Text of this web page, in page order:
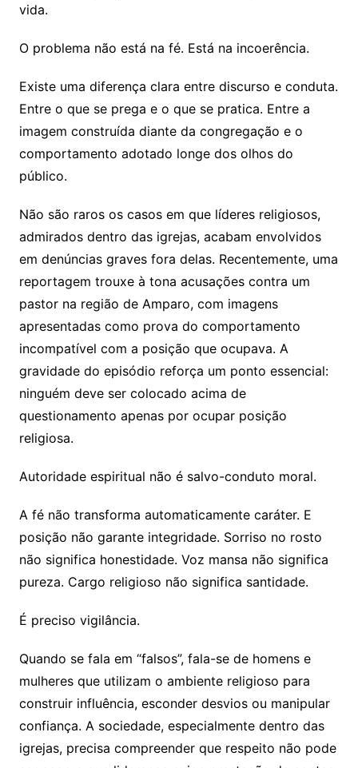
vida.
O problema não está na fé. Está na incoerência.
Existe uma diferença clara entre discurso e conduta.
Entre o que se prega e o que se pratica. Entre a
imagem construída diante da congregação e o
comportamento adotado longe dos olhos do
público.
Não são raros os casos em que líderes religiosos,
admirados dentro das igrejas, acabam envolvidos
em denúncias graves fora delas. Recentemente, uma
reportagem trouxe à tona acusações contra um
pastor na região de Amparo, com imagens
apresentadas como prova do comportamento
incompatível com a posição que ocupava. A
gravidade do episódio reforça um ponto essencial:
ninguém deve ser colocado acima de
questionamento apenas por ocupar posição
religiosa.
Autoridade espiritual não é salvo-conduto moral.
A fé não transforma automaticamente caráter. E
posição não garante integridade. Sorriso no rosto
não significa honestidade. Voz mansa não significa
pureza. Cargo religioso não significa santidade.
É preciso vigilância.
Quando se fala em “falsos”, fala-se de homens e
mulheres que utilizam o ambiente religioso para
construir influência, esconder desvios ou manipular
confiança. A sociedade, especialmente dentro das
igrejas, precisa compreender que respeito não pode